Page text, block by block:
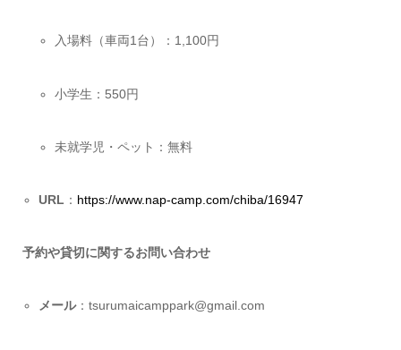
入場料（車両1台）：1,100円
小学生：550円
未就学児・ペット：無料
URL ： https://www.nap-camp.com/chiba/16947
予約や貸切に関するお問い合わせ
メール：tsurumaicamppark@gmail.com